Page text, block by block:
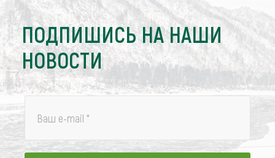
ПОДПИШИСЬ НА НАШИ
НОВОСТИ
Ваш e-mail *